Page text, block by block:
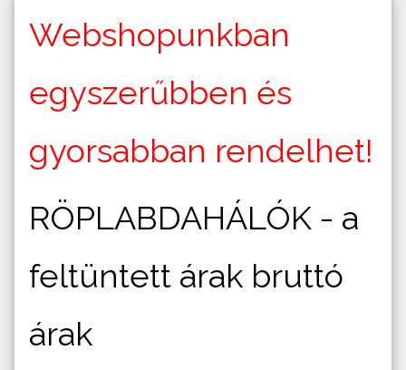
Webshopunkban
egyszerűbben és
gyorsabban rendelhet!
RÖPLABDAHÁLÓK - a
feltüntett árak bruttó
árak